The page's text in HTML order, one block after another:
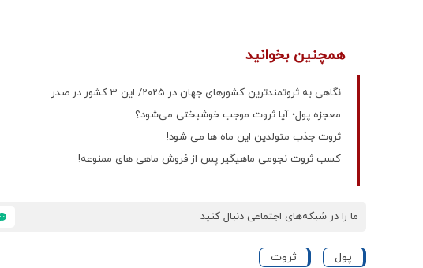
همچنین بخوانید
نگاهی به ثروتمندترین کشورهای جهان در 2025/ این 3 کشور در صدر
معجزه پول؛ آیا ثروت موجب خوشبختی می‌شود؟
ثروت جذب متولدین این ماه ها می شود!
کسب ثروت نجومی ماهیگیر پس از فروش ماهی های ممنوعه!
ما را در شبکه‌های اجتماعی دنبال کنید
پول ثروت